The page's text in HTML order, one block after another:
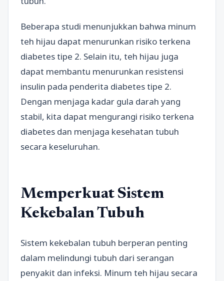
Beberapa studi menunjukkan bahwa minum
teh hijau dapat menurunkan risiko terkena
diabetes tipe 2. Selain itu, teh hijau juga
dapat membantu menurunkan resistensi
insulin pada penderita diabetes tipe 2.
Dengan menjaga kadar gula darah yang
stabil, kita dapat mengurangi risiko terkena
diabetes dan menjaga kesehatan tubuh
secara keseluruhan.
Memperkuat Sistem
Kekebalan Tubuh
Sistem kekebalan tubuh berperan penting
dalam melindungi tubuh dari serangan
penyakit dan infeksi. Minum teh hijau secara